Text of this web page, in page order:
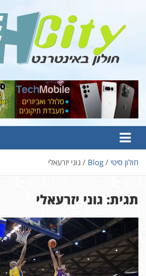
content
Hcity – חולון באינטרנט
פורטל החדשות והמידע של חולון
חולון סיטי Blog גוני יזרעאלי
תגית: גוני יזרעאלי